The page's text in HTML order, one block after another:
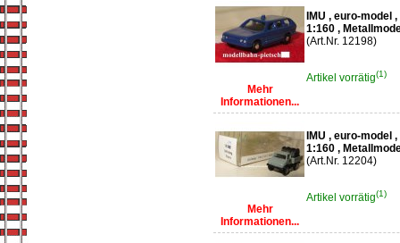
Mehr
Informationen...
IMU , euro-model
1:160 ,
(Art.Nr. 12198)
Artikel vorrätig(1)
Mehr
Informationen...
IMU , euro-
1:160 ,
(Art.Nr. 12204)
Artikel vorrätig(1)